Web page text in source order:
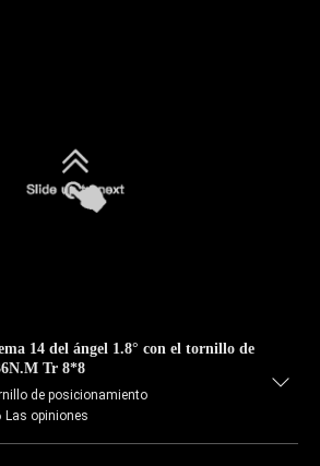
14 del ángel 1.8° con el tornillo de
Tr 8*8
de posicionamiento
Las opiniones